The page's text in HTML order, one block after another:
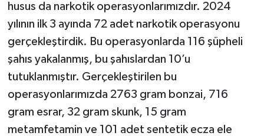
husus da narkotik operasyonlarımızdır. 2024
yılının ilk 3 ayında 72 adet narkotik operasyonu
gerçekleştirdik. Bu operasyonlarda 116 şüpheli
şahıs yakalanmış, bu şahıslardan 10’u
tutuklanmıştır. Gerçekleştirilen bu
operasyonlarımızda 2763 gram bonzai, 716
gram esrar, 32 gram skunk, 15 gram
metamfetamin ve 101 adet sentetik ecza ele